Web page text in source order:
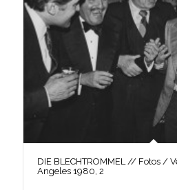
DIE BLECHTROMMEL // Fotos /
Angeles 1980, 2